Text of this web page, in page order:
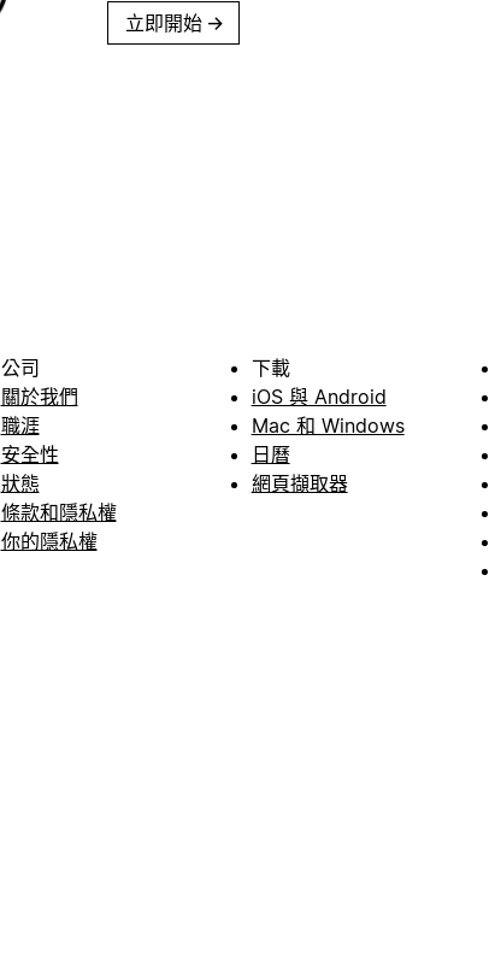
立即開始 →
公司
關於我們
職涯
安全性
狀態
條款和隱私權
你的隱私權
下載
iOS 與 Android
Mac 和 Windows
日曆
網頁擷取器